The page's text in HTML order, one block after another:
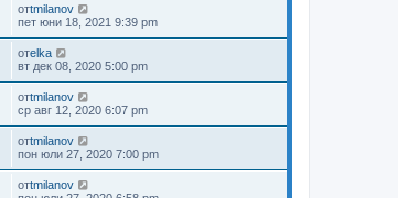
отtmilanov
пет юни 18, 2021 9:39 pm
отelka
вт дек 08, 2020 5:00 pm
отtmilanov
ср авг 12, 2020 6:07 pm
отtmilanov
пон юли 27, 2020 7:00 pm
отtmilanov